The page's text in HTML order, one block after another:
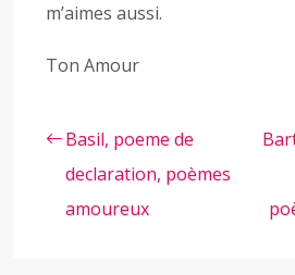
m’aimes aussi.
Ton Amour
Basil, poeme de
declaration, poèmes
amoureux